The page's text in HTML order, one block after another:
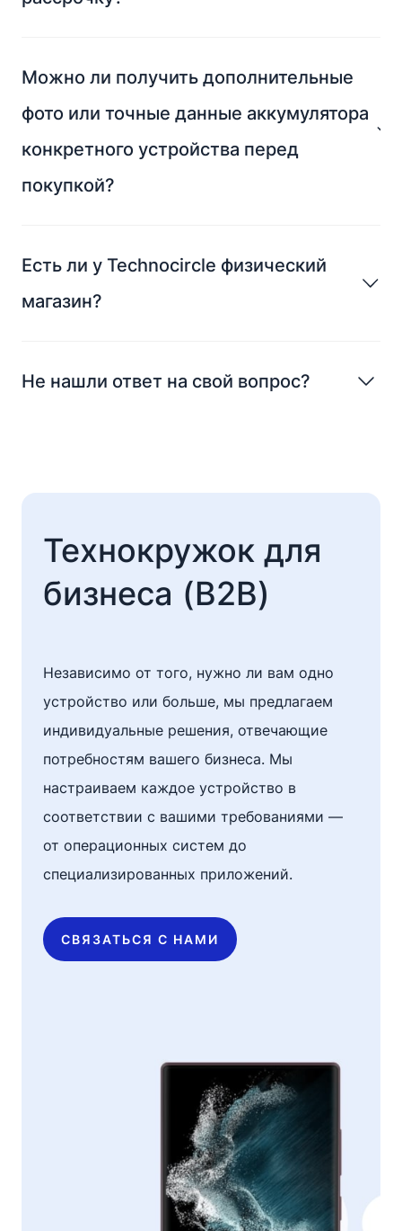
Можно ли получить дополнительные
фото или точные данные аккумулятора
конкретного устройства перед
покупкой?
Есть ли у Technocircle физический
магазин?
Не нашли ответ на свой вопрос?
Технокружок для
бизнеса (B2B)
Независимо от того, нужно ли вам одно
устройство или больше, мы предлагаем
индивидуальные решения, отвечающие
потребностям вашего бизнеса. Мы
настраиваем каждое устройство в
соответствии с вашими требованиями —
от операционных систем до
специализированных приложений.
СВЯЗАТЬСЯ С НАМИ